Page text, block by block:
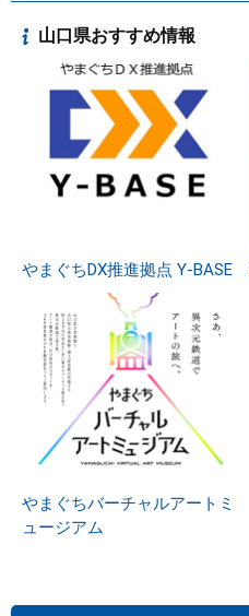
山口県おすすめ情報
やまぐちDX推進拠点 Y-BASE
やまぐちバーチャルアートミ
ュージアム